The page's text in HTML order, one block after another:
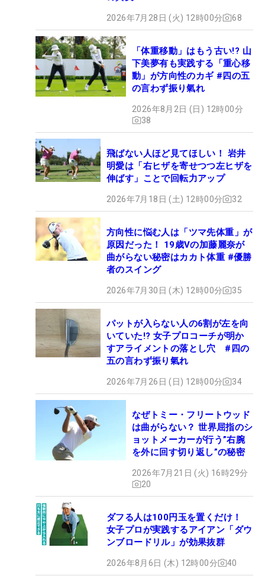
2026年7月28日 (火) 12時00分 68
「体重移動」はもう古い!? 山
下美夢有も実践する「重心移
動」が方向性のカギ #四の五
の言わず振り氣れ
2026年8月2日 (日) 12時00分
38
飛ばない人ほど見てほしい！ 岩井
明愛は「右ヒザを寄せつつ左ヒザを
伸ばす」ことで回転力アップ
2026年7月18日 (土) 12時00分 32
方向性に悩む人は「ツマ先体重」が
原因だった！ 19歳Vの加藤麗奈が
曲がらない秘密はカカト体重 #優勝
者のスイング
2026年7月30日 (木) 12時00分 35
パットが入らない人の6割が左を向
いていた!? 女子プロコーチが明か
すアライメントの落とし穴 #四の
五の言わず振り氣れ
2026年7月26日 (日) 12時00分 34
なぜトミー・フリートウッド
は曲がらない？ 世界屈指のシ
ョットメーカーが行う”右腕
を外に回す切り返し”の秘密
2026年7月21日 (火) 16時29分
20
ダフる人は100円玉を置くだけ！
女子プロが実践するアイアン「ダウ
ンブロードリル」が効果抜群
2026年8月6日 (木) 12時00分 40